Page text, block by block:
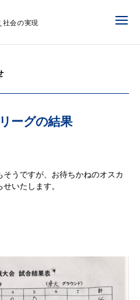
社会の実現
ーグの結果
うですが、お待ちかねのオスカ
いたします。